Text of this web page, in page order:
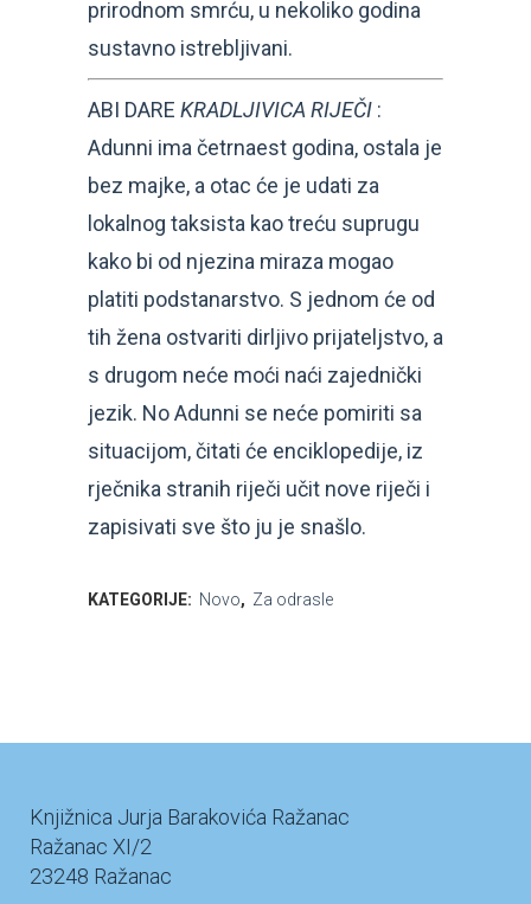
prirodnom smrću, u nekoliko godina
sustavno istrebljivani.
ABI DARE KRADLJIVICA RIJEČI :
Adunni ima četrnaest godina, ostala je
bez majke, a otac će je udati za
lokalnog taksista kao treću suprugu
kako bi od njezina miraza mogao
platiti podstanarstvo. S jednom će od
tih žena ostvariti dirljivo prijateljstvo, a
s drugom neće moći naći zajednički
jezik. No Adunni se neće pomiriti sa
situacijom, čitati će enciklopedije, iz
rječnika stranih riječi učit nove riječi i
zapisivati sve što ju je snašlo.
KATEGORIJE: Novo, Za odrasle
Knjižnica Jurja Barakovića Ražanac
Ražanac XI/2
23248 Ražanac